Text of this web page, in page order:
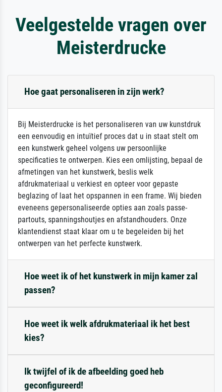
Veelgestelde vragen over
Meisterdrucke
Hoe gaat personaliseren in zijn werk?
Bij Meisterdrucke is het personaliseren van uw kunstdruk
een eenvoudig en intuïtief proces dat u in staat stelt om
een kunstwerk geheel volgens uw persoonlijke
specificaties te ontwerpen. Kies een omlijsting, bepaal de
afmetingen van het kunstwerk, beslis welk
afdrukmateriaal u verkiest en opteer voor gepaste
beglazing of laat het opspannen in een frame. Wij bieden
eveneens gepersonaliseerde opties aan zoals passe-
partouts, spanningshoutjes en afstandhouders. Onze
klantendienst staat klaar om u te begeleiden bij het
ontwerpen van het perfecte kunstwerk.
Hoe weet ik of het kunstwerk in mijn kamer zal
passen?
Hoe weet ik welk afdrukmateriaal ik het best
kies?
Ik twijfel of ik de afbeelding goed heb
geconfigureerd!